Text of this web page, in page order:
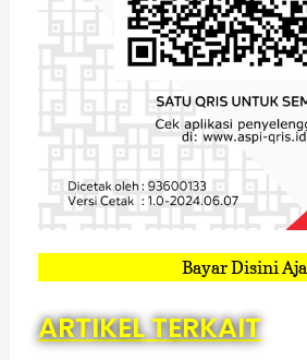
Bayar Disini Aja
ARTIKEL TERKAIT